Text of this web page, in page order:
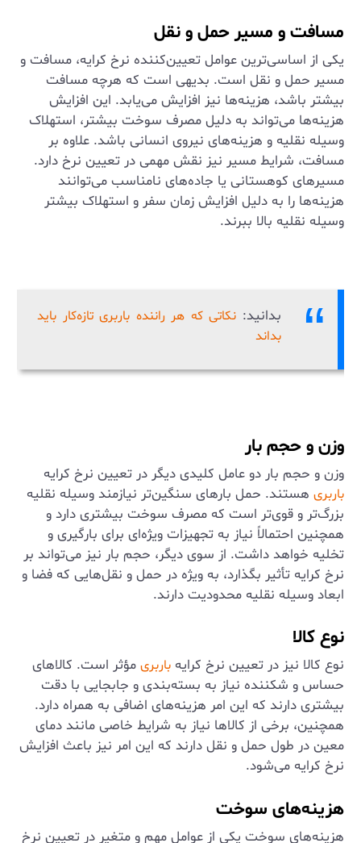
مسافت و مسیر حمل و نقل
یکی از اساسی‌ترین عوامل تعیین‌کننده نرخ کرایه، مسافت و
مسیر حمل و نقل است. بدیهی است که هرچه مسافت
بیشتر باشد، هزینه‌ها نیز افزایش می‌یابد. این افزایش
هزینه‌ها می‌تواند به دلیل مصرف سوخت بیشتر، استهلاک
وسیله نقلیه و هزینه‌های نیروی انسانی باشد. علاوه بر
مسافت، شرایط مسیر نیز نقش مهمی در تعیین نرخ دارد.
مسیرهای کوهستانی یا جاده‌های نامناسب می‌توانند
هزینه‌ها را به دلیل افزایش زمان سفر و استهلاک بیشتر
وسیله نقلیه بالا ببرند.
بدانید: نکاتی که هر راننده باربری تازه‌کار باید
بداند
وزن و حجم بار
وزن و حجم بار دو عامل کلیدی دیگر در تعیین نرخ کرایه
باربری هستند. حمل بارهای سنگین‌تر نیازمند وسیله نقلیه
بزرگ‌تر و قوی‌تر است که مصرف سوخت بیشتری دارد و
همچنین احتمالاً نیاز به تجهیزات ویژه‌ای برای بارگیری و
تخلیه خواهد داشت. از سوی دیگر، حجم بار نیز می‌تواند بر
نرخ کرایه تأثیر بگذارد، به ویژه در حمل و نقل‌هایی که فضا و
ابعاد وسیله نقلیه محدودیت دارند.
نوع کالا
نوع کالا نیز در تعیین نرخ کرایه باربری مؤثر است. کالاهای
حساس و شکننده نیاز به بسته‌بندی و جابجایی با دقت
بیشتری دارند که این امر هزینه‌های اضافی به همراه دارد.
همچنین، برخی از کالاها نیاز به شرایط خاصی مانند دمای
معین در طول حمل و نقل دارند که این امر نیز باعث افزایش
نرخ کرایه می‌شود.
هزینه‌های سوخت
هزینه‌های سوخت یکی از عوامل مهم و متغیر در تعیین نرخ